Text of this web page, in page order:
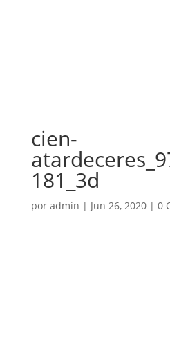
cien-
181_3d
por admin | Jun 26, 2020| 0